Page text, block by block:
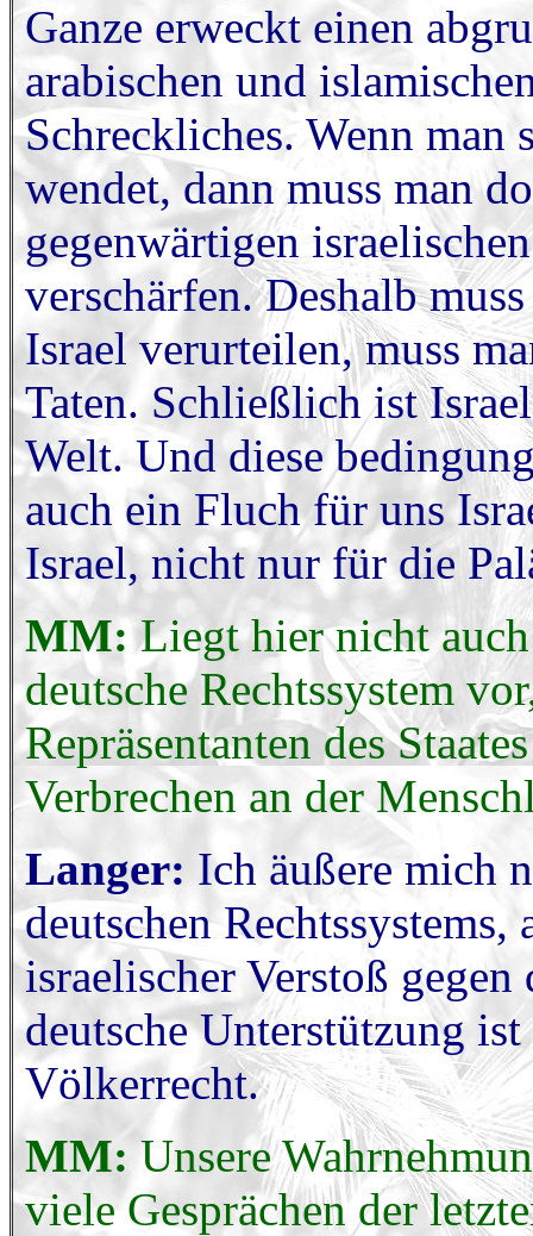
Ganze erweckt einen
arabischen und
Schreckliches. Wenn man
wendet, dann muss man
gegenwärtigen
verschärfen. Deshalb
Israel verurteilen, muss
Taten. Schließlich ist
Welt. Und diese
auch ein Fluch für uns
Israel, nicht nur für die
MM:Liegt hier nicht
deutsche Rechtssystem
Repräsentanten des
Verbrechen an der
Langer: Ich äußere mich
deutschen
israelischer Verstoß
deutsche Unterstützung
Völkerrecht.
MM:Unsere
viele Gesprächen der